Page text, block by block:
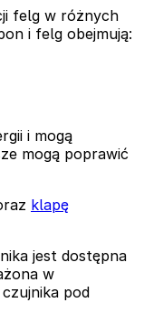
felg w różnych
i felg obejmują:
i mogą
mogą poprawić
klapę
jest dostępna
w
pod